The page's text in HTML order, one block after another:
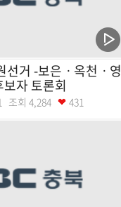
선거 -보은ㆍ옥천ㆍ영
보자 토론회
조회 4,284 431